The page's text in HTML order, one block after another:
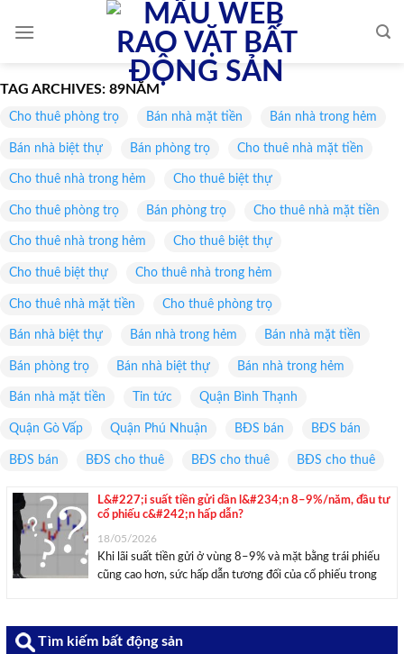
TAG ARCHIVES: 89NĂM
Cho thuê phòng trọ Bán nhà mặt tiền Bán nhà trong hẻm
Bán nhà biệt thự Bán phòng trọ Cho thuê nhà mặt tiền
Cho thuê nhà trong hẻm Cho thuê biệt thự
Cho thuê phòng trọ Bán phòng trọ Cho thuê nhà mặt tiền
Cho thuê nhà trong hẻm Cho thuê biệt thự
Cho thuê biệt thự Cho thuê nhà trong hẻm
Cho thuê nhà mặt tiền Cho thuê phòng trọ
Bán nhà biệt thự Bán nhà trong hẻm Bán nhà mặt tiền
Bán phòng trọ Bán nhà biệt thự Bán nhà trong hẻm
Bán nhà mặt tiền Tin tức Quận Bình Thạnh
Quận Gò Vấp Quận Phú Nhuận BĐS bán BĐS bán
BĐS bán BĐS cho thuê BĐS cho thuê BĐS cho thuê
L&#227;i suất tiền gửi dần l&#234;n 8–9%/năm, đầu tư
cổ phiếu c&#242;n hấp dẫn?
18/05/2026
Khi lãi suất tiền gửi ở vùng 8–9% và mặt bằng trái phiếu
cũng cao hơn, sức hấp dẫn tương đối của cổ phiếu trong
Tìm kiếm bất động sản